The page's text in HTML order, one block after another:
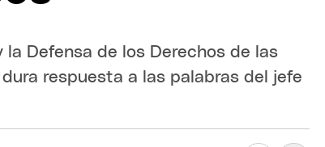
la Defensa de los Derechos de las
respuesta a las palabras del jefe